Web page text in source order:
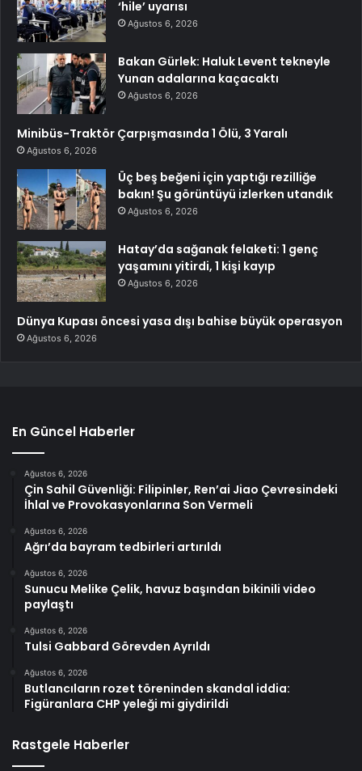
‘hile’ uyarısı
Ağustos 6, 2026
Bakan Gürlek: Haluk Levent tekneyle
Yunan adalarına kaçacaktı
Ağustos 6, 2026
Minibüs-Traktör Çarpışmasında 1 Ölü, 3 Yaralı
Ağustos 6, 2026
Üç beş beğeni için yaptığı rezilliğe
bakın! Şu görüntüyü izlerken utandık
Ağustos 6, 2026
Hatay’da sağanak felaketi: 1 genç
yaşamını yitirdi, 1 kişi kayıp
Ağustos 6, 2026
Dünya Kupası öncesi yasa dışı bahise büyük operasyon
Ağustos 6, 2026
En Güncel Haberler
Ağustos 6, 2026
Çin Sahil Güvenliği: Filipinler, Ren’ai Jiao Çevresindeki
İhlal ve Provokasyonlarına Son Vermeli
Ağustos 6, 2026
Ağrı’da bayram tedbirleri artırıldı
Ağustos 6, 2026
Sunucu Melike Çelik, havuz başından bikinili video
paylaştı
Ağustos 6, 2026
Tulsi Gabbard Görevden Ayrıldı
Ağustos 6, 2026
Butlancıların rozet töreninden skandal iddia:
Figüranlara CHP yeleği mi giydirildi
Rastgele Haberler